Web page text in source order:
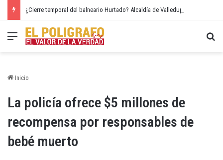
Menú
Inicio
La policía ofrece $5 millones de
recompensa por responsables de
bebé muerto